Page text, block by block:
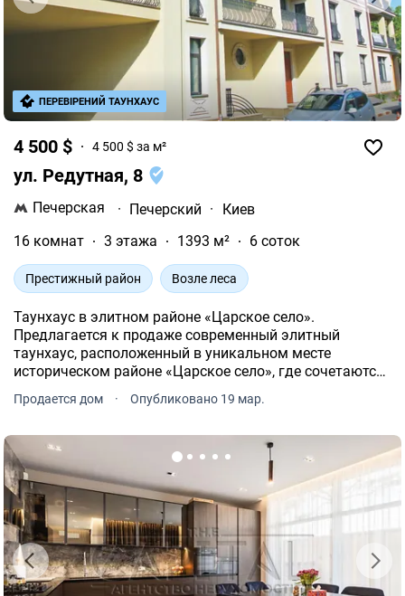
4 500 $ 4 500 $ за м²
ул. Редутная, 8
Печерская · Печерский ·
Киев
16 комнат
3 этажа 1393 м² 6 соток
Престижный район Возле леса
Таунхаус в элитном районе «Царское село».
Предлагается к продаже современный элитный
таунхаус, расположенный в уникальном месте
историческом районе «Царское село», где сочетаются
центра города.
Продается дом · Опубликовано 19 мар.
ПЕРЕВІРЕНИЙ ТАУНХАУС